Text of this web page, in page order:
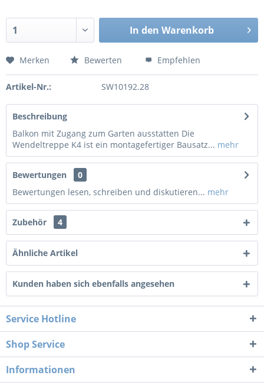
In den Warenkorb
Merken Bewerten Empfehlen
Artikel-Nr.: SW10192.28
Beschreibung
Balkon mit Zugang zum Garten ausstatten Die
Wendeltreppe K4 ist ein montagefertiger Bausatz... mehr
Bewertungen
0
Bewertungen lesen, schreiben und diskutieren... mehr
Zubehör 4
Ähnliche Artikel
Kunden haben sich ebenfalls angesehen
Service Hotline
Shop Service
Informationen